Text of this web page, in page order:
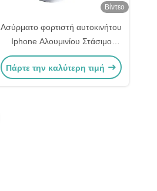
Βίντεο
Ασύρματο φορτιστή αυτοκινήτου
Iphone Αλουμινίου Στάσιμο
Magsafe Φορτιστή αυτοκινήτου
Mount
Πάρτε την καλύτερη τιμή